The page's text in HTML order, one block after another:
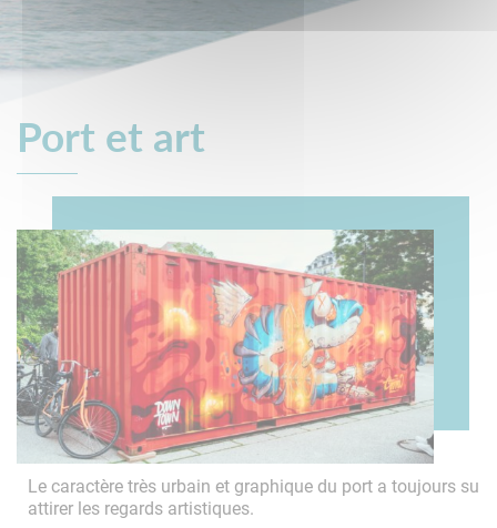
Port et art
Le caractère très urbain et graphique du port a toujours su
attirer les regards artistiques.